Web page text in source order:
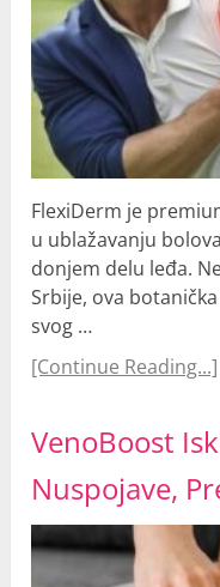
FlexiDerm je
u ublažavanju
donjem delu leđa.
Srbije, ova
svog …
[Continue Reading...]
VenoBoost
Nuspojave,